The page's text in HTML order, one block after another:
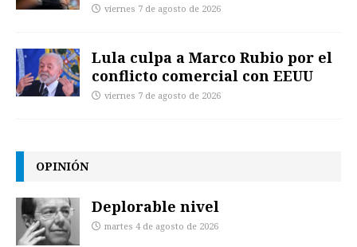
viernes 7 de agosto de 2026
Lula culpa a Marco Rubio por el
conflicto comercial con EEUU
viernes 7 de agosto de 2026
OPINIÓN
Deplorable nivel
martes 4 de agosto de 2026